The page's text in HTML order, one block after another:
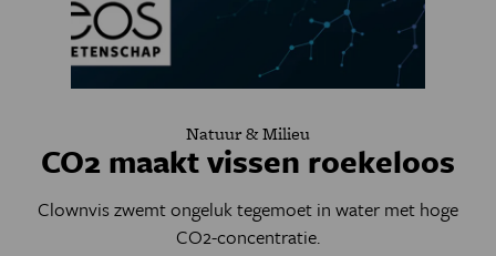
Natuur & Milieu
CO2 maakt vissen roekeloos
Clownvis zwemt ongeluk tegemoet in water met hoge
CO2-concentratie.